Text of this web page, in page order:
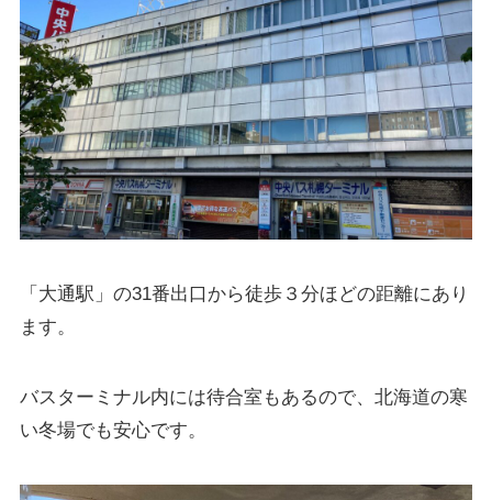
「 大通駅」の31番出口から徒歩３分ほどの距離にあり
ます。
バスターミナル内には待合室もあるので、北海道の寒
い冬場でも安心です。